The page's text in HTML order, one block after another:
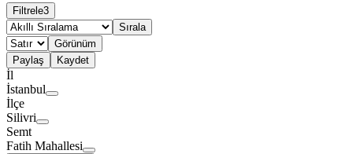
Filtrele3
Sırala
Görünüm
Paylaş
Kaydet
İl
İstanbul
İlçe
Silivri
Semt
Fatih Mahallesi